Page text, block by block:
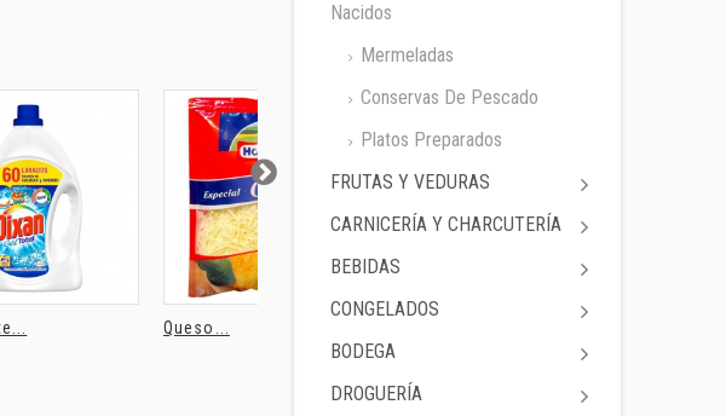
Queso...
Nacidos
Mermeladas
Conservas De Pescado
Platos Preparados
FRUTAS Y VEDURAS
CARNICERÍA Y CHARCUTERÍA
BEBIDAS
CONGELADOS
BODEGA
DROGUERÍA